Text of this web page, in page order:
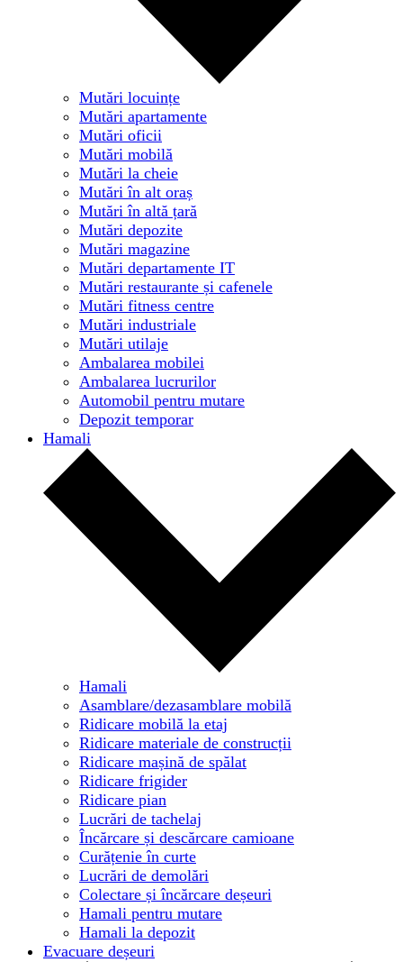
Mutări locuințe
Mutări apartamente
Mutări oficii
Mutări mobilă
Mutări la cheie
Mutări în alt oraș
Mutări în altă țară
Mutări depozite
Mutări magazine
Mutări departamente IT
Mutări restaurante și cafenele
Mutări fitness centre
Mutări industriale
Mutări utilaje
Ambalarea mobilei
Ambalarea lucrurilor
Automobil pentru mutare
Depozit temporar
Hamali
Hamali
Asamblare/dezasamblare mobilă
Ridicare mobilă la etaj
Ridicare materiale de construcții
Ridicare mașină de spălat
Ridicare frigider
Ridicare pian
Lucrări de tachelaj
Încărcare și descărcare camioane
Curățenie în curte
Lucrări de demolări
Colectare și încărcare deșeuri
Hamali pentru mutare
Hamali la depozit
Evacuare deșeuri